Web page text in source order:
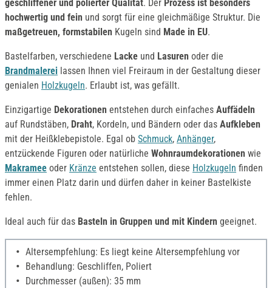
geschliffener und polierter Qualität. Der Prozess ist besonders
hochwertig und fein und sorgt für eine gleichmäßige Struktur. Die
maßgetreuen, formstabilen Kugeln sind Made in EU.
Bastelfarben, verschiedene Lacke und Lasuren oder die
Brandmalerei lassen Ihnen viel Freiraum in der Gestaltung dieser
genialen Holzkugeln. Erlaubt ist, was gefällt.
Einzigartige Dekorationen entstehen durch einfaches Auffädeln
auf Rundstäben, Draht, Kordeln, und Bändern oder das Aufkleben
mit der Heißklebepistole. Egal ob Schmuck, Anhänger,
entzückende Figuren oder natürliche Wohnraumdekorationen wie
Makramee oder Kränze entstehen sollen, diese Holzkugeln finden
immer einen Platz darin und dürfen daher in keiner Bastelkiste
fehlen.
Ideal auch für das Basteln in Gruppen und mit Kindern geeignet.
Altersempfehlung: Es liegt keine Altersempfehlung vor
Behandlung: Geschliffen, Poliert
Durchmesser (außen): 35 mm